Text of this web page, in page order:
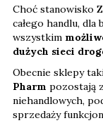
Choć stanowisko
całego handlu, dla
wszystkim
dużych sieci
Obecnie sklepy
Pharm pozostają
niehandlowych,
sprzedaży